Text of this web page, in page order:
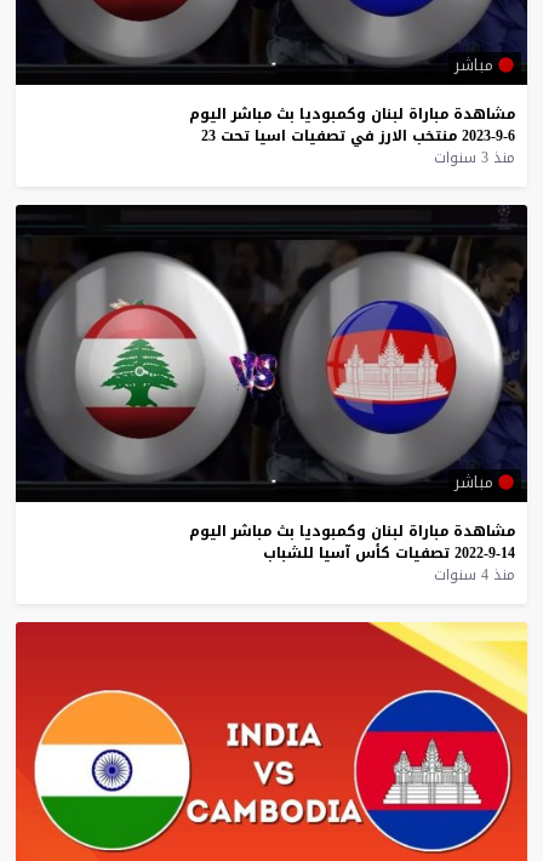
مباشر
مشاهدة مباراة لبنان وكمبوديا بث مباشر اليوم
6-9-2023
منتخب الارز في تصفيات اسيا تحت 23
منذ 3 سنوات
مباشر
مشاهدة مباراة لبنان وكمبوديا بث مباشر اليوم
14-9-2022
تصفيات كأس آسيا للشباب
منذ 4 سنوات